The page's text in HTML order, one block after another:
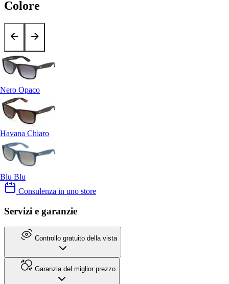
Colore
Nero Opaco
Havana Chiaro
Blu Blu
Consulenza in uno store
Servizi e garanzie
Controllo gratuito della vista
Garanzia del miglior prezzo